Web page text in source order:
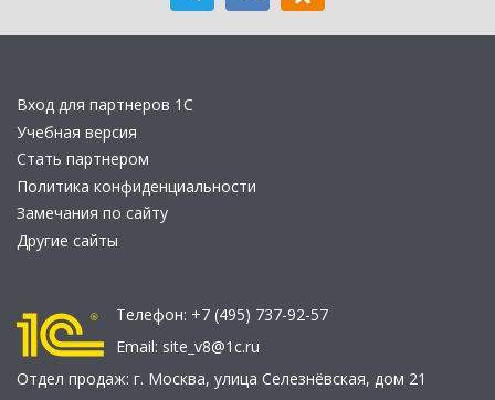
Вход для партнеров 1С
Учебная версия
Стать партнером
Политика конфиденциальности
Замечания по сайту
Другие сайты
Телефон: +7 (495) 737-92-57
Email: site_v8@1c.ru
Отдел продаж: г. Москва, улица Селезнёвская, дом 21